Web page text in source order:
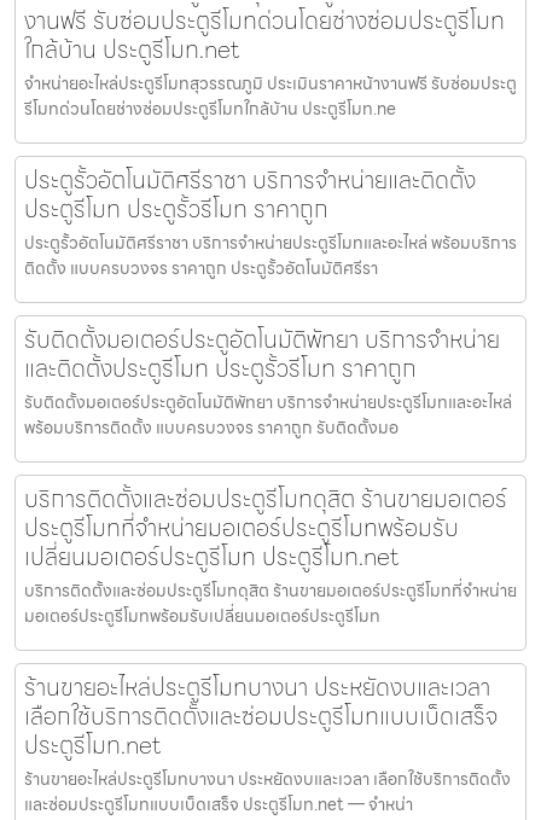
งานฟรี รับซ่อมประตูรีโมทด่วนโดยช่างซ่อมประตูรีโมท
ใกล้บ้าน ประตูรีโมท.net
จำหน่ายอะไหล่ประตูรีโมทสุวรรณภูมิ ประเมินราคาหน้างานฟรี รับซ่อมประตู
รีโมทด่วนโดยช่างซ่อมประตูรีโมทใกล้บ้าน ประตูรีโมท.ne
ประตูรั้วอัตโนมัติศรีราชา บริการจำหน่ายและติดตั้ง
ประตูรีโมท ประตูรั้วรีโมท ราคาถูก
ประตูรั้วอัตโนมัติศรีราชา บริการจำหน่ายประตูรีโมทและอะไหล่ พร้อมบริการ
ติดตั้ง แบบครบวงจร ราคาถูก ประตูรั้วอัตโนมัติศรีรา
รับติดตั้งมอเตอร์ประตูอัตโนมัติพัทยา บริการจำหน่าย
และติดตั้งประตูรีโมท ประตูรั้วรีโมท ราคาถูก
รับติดตั้งมอเตอร์ประตูอัตโนมัติพัทยา บริการจำหน่ายประตูรีโมทและอะไหล่
พร้อมบริการติดตั้ง แบบครบวงจร ราคาถูก รับติดตั้งมอ
บริการติดตั้งและซ่อมประตูรีโมทดุสิต ร้านขายมอเตอร์
ประตูรีโมทที่จำหน่ายมอเตอร์ประตูรีโมทพร้อมรับ
เปลี่ยนมอเตอร์ประตูรีโมท ประตูรีโมท.net
บริการติดตั้งและซ่อมประตูรีโมทดุสิต ร้านขายมอเตอร์ประตูรีโมทที่จำหน่าย
มอเตอร์ประตูรีโมทพร้อมรับเปลี่ยนมอเตอร์ประตูรีโมท
ร้านขายอะไหล่ประตูรีโมทบางนา ประหยัดงบและเวลา
เลือกใช้บริการติดตั้งและซ่อมประตูรีโมทแบบเบ็ดเสร็จ
ประตูรีโมท.net
ร้านขายอะไหล่ประตูรีโมทบางนา ประหยัดงบและเวลา เลือกใช้บริการติดตั้ง
และซ่อมประตูรีโมทแบบเบ็ดเสร็จ ประตูรีโมท.net — จำหน่า